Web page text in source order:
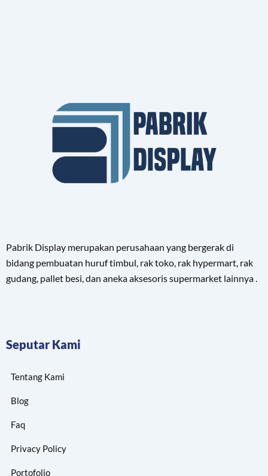
Pabrik Display merupakan perusahaan yang bergerak di
bidang pembuatan huruf timbul, rak toko, rak hypermart, rak
gudang, pallet besi, dan aneka aksesoris supermarket lainnya .
Seputar Kami
Tentang Kami
Blog
Faq
Privacy Policy
Portofolio